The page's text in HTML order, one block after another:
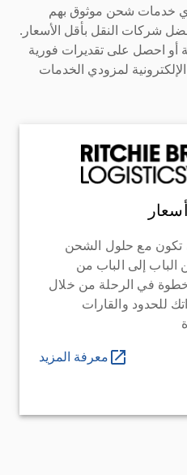
خدمات شحن موثوق بهم
شركات النقل بأقل الأسعار.
احصل على تقديرات فورية
لمزودي الخدمات
تكون مع حلول الشحن
الباب إلى الباب من
خطوة في الرحلة من خلال
للحدود والقارات
معرفة المزيد